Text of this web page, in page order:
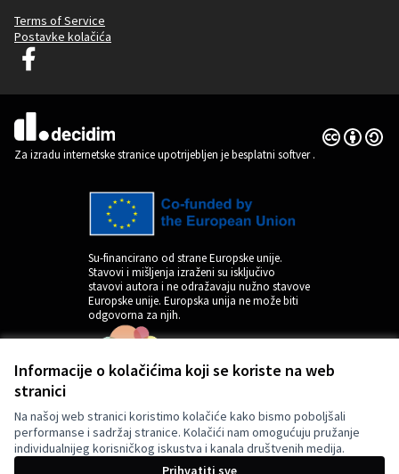
Informacije o kolačićima koji se koriste na web
stranici
Na našoj web stranici koristimo kolačiće kako bismo poboljšali
performanse i sadržaj stranice. Kolačići nam omogućuju pružanje
individualnijeg korisničkog iskustva i kanala društvenih medija.
Prihvatiti sve
Terms of Service
Postavke kolačića
Decidim Ljubljana na Facebooku
(Vanjska poveznica)
Za izradu internetske stranice upotrijebljen je besplatni softver.
Licencija
(Vanjska
Su-financirano od strane Europske unije.
Stavovi i mišljenja izraženi su isključivo
stavovi autora i ne odražavaju nužno stavove
Europske unije. Europska unija ne može biti
odgovorna za njih.